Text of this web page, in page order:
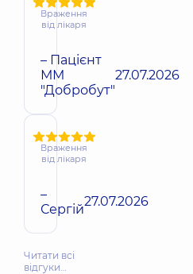
Враження
від лікаря
– Пацієнт
ММ
"Добробут"
27.07.2026
Враження
від лікаря
–
Сергій27.07.2026
Читати всі
відгуки…